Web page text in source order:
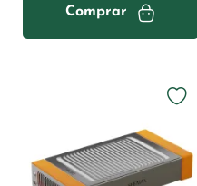
Comprar